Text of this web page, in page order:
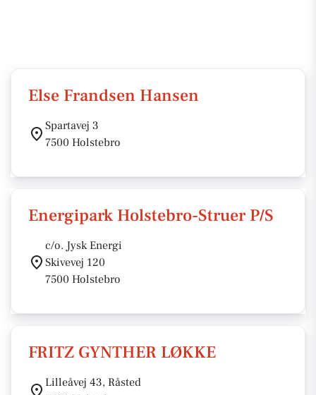
Else Frandsen Hansen
Spartavej 3
7500 Holstebro
Energipark Holstebro-Struer P/S
c/o. Jysk Energi
Skivevej 120
7500 Holstebro
FRITZ GYNTHER LØKKE
Lilleåvej 43, Råsted